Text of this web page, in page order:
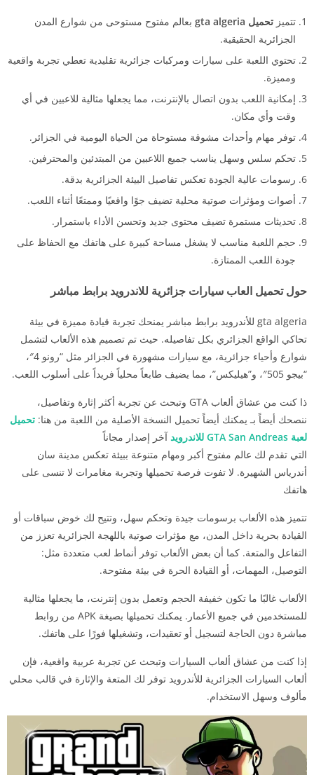
تتميز تحميل gta algeria
بعالم مفتوح مستوحى من شوارع المدن
الجزائرية الحقيقية.
تحتوي اللعبة على سيارات ومركبات جزائرية تقليدية تعطي تجربة واقعية
ومميزة.
إمكانية اللعب بدون اتصال بالإنترنت، مما يجعلها مثالية للاعبين في أي
وقت وأي مكان.
توفر مهام وأحداث مشوقة مستوحاة من الحياة اليومية في الجزائر.
تحكم سلس وسهل يناسب جميع اللاعبين من المبتدئين والمحترفين.
رسومات عالية الجودة تعكس تفاصيل البيئة الجزائرية بدقة.
أصوات ومؤثرات صوتية محلية تضيف جوًا واقعيًا وممتعًا أثناء اللعب.
تحديثات مستمرة تضيف محتوى جديد وتحسن الأداء باستمرار.
حجم اللعبة مناسب لا يشغل مساحة كبيرة على هاتفك مع الحفاظ على
جودة اللعب الممتازة.
حول تحميل العاب سيارات جزائرية للاندرويد برابط مباشر
gta algeria للأندرويد برابط مباشر يمنحك تجربة قيادة مميزة في بيئة
تحاكي الواقع الجزائري بكل تفاصيله. حيث تم تصميم هذه الألعاب لتشمل
شوارع وأحياء جزائرية، مع سيارات مشهورة في الجزائر مثل “رونو 4″،
“بيجو 505″، و”هيليكس”، مما يضيف طابعاً محلياً فريداً على أسلوب اللعب.
ذا كنت من عشاق ألعاب GTA وتبحث عن تجربة أكثر إثارة وتفاصيل،
ننصحك أيضاً بـ يمكنك أيضاً تحميل النسخة الأصلية من اللعبة من هنا: تحميل
لعبة GTA San Andreas للاندرويد
آخر إصدار مجاناً
التي تقدم لك عالم مفتوح أكبر ومهام متنوعة ببيئة تعكس مدينة سان
أندرياس الشهيرة. لا تفوت فرصة تحميلها وتجربة مغامرات لا تنسى على
هاتفك
تتميز هذه الألعاب برسومات جيدة وتحكم سهل، وتتيح لك خوض سباقات أو
القيادة بحرية داخل المدن، مع مؤثرات صوتية باللهجة الجزائرية تعزز من
التفاعل والمتعة. كما أن بعض الألعاب توفر أنماط لعب متعددة مثل:
التوصيل، المهمات، أو القيادة الحرة في بيئة مفتوحة.
الألعاب غالبًا ما تكون خفيفة الحجم وتعمل بدون إنترنت، ما يجعلها مثالية
للمستخدمين في جميع الأعمار. يمكنك تحميلها بصيغة APK من روابط
مباشرة دون الحاجة لتسجيل أو تعقيدات، وتشغيلها فورًا على هاتفك.
إذا كنت من عشاق ألعاب السيارات وتبحث عن تجربة عربية واقعية، فإن
ألعاب السيارات الجزائرية للأندرويد توفر لك المتعة والإثارة في قالب محلي
مألوف وسهل الاستخدام.